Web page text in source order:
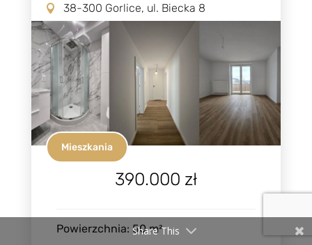
38-300 Gorlice, ul. Biecka 8
Mieszkania
390.000 zł
Powierzchnia: 50m²
Share This